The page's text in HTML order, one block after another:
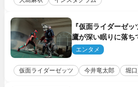
『仮面ライダーゼッ
鷹が深い眠りに落
エンタメ
仮面ライダーゼッツ 今井竜太郎 堀